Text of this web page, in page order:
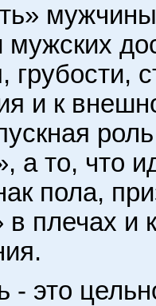
мужских
грубости,
и к
а то, что
пола,
в плечах
- это